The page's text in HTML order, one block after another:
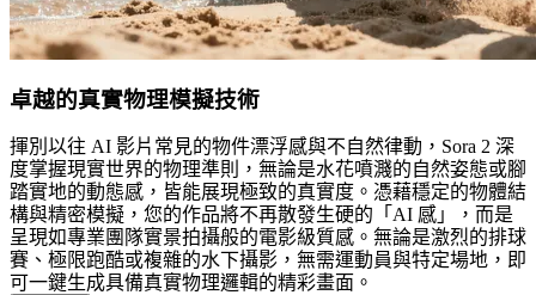
卓越的真實物理模擬技術
揮別以往 AI 影片常見的物件漂浮感與不自然律動，Sora 2 深
度掌握現實世界的物理準則，無論是水花噴濺的自然姿態或腳
踏實地的動態感，皆能展現極致的真實度。憑藉穩定的物體結
構與精密模擬，您的作品將不再散發生硬的「AI 感」，而是
呈現如專業團隊實景拍攝般的電影級質感。無論是激烈的排球
賽、極限跑酷或複雜的水下攝影，無需運動員與特定場地，即
可一鍵生成具備真實物理邏輯的精彩畫面。